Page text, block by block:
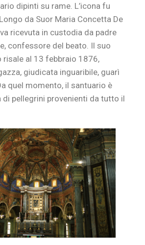
dipinti su rame. L’icona fu
da Suor Maria Concetta De
ricevuta in custodia da padre
confessore del beato. Il suo
risale al 13 febbraio 1876,
giudicata inguaribile, guarì
quel momento, il santuario è
pellegrini provenienti da tutto il